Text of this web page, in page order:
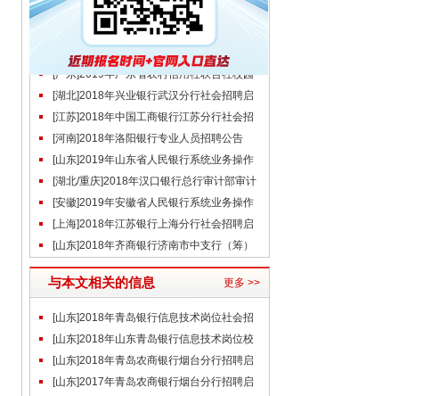
试笔试预约注意事项
[安徽]2018年杭州银行合肥分行招聘启事
[安徽]2018年东莞银行合肥分行社会招聘启
[广东]2019年中国人民银行深圳市中心支行
聘用制员工招聘公告
[广东]2019年广东省农村信用社联合社校园
招聘公告
[湖北]2018年兴业银行武汉分行社会招聘启
事
[江苏]2018年中国工商银行江苏分行社会招
聘公告[河南]2018年洛阳银行专业人员招聘公告
[山东]2019年山东省人民银行系统业务操作
岗位聘用制员工招聘公告
[湖北/重庆]2018年汉口银行总行审计部审计
岗招聘启事
[安徽]2019年安徽省人民银行系统业务操作
岗位聘用制员工招聘公告
[上海]2018年江苏银行上海分行社会招聘启
事
[山东]2018年齐商银行济南市中支行（筹）
招聘启事
与本文相关的信息 更多 >>
[山东]2018年青岛银行信息技术岗位社会招
聘公告[山东]2018年山东青岛银行信息技术岗位校
园专场招聘公告
[山东]2018年青岛农商银行烟台分行招聘启
事
[山东]2017年青岛农商银行烟台分行招聘启